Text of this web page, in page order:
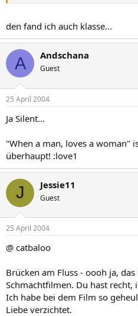
den fand ich auch klasse...
A Andschana
Guest
25 April 2004
Ja Silent...
"When a man, loves a woman"
überhaupt! :love1
J Jessie11
Guest
25 April 2004
@ catbaloo
Brücken am Fluss - oooh ja,
Schmachtfilmen. Du hast recht,
Ich habe bei dem Film so
Liebe verzichtet.